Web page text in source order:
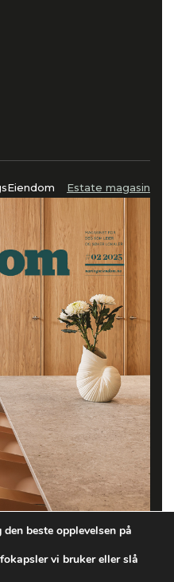
Estate magasin
beste opplevelsen på
vi bruker eller slå